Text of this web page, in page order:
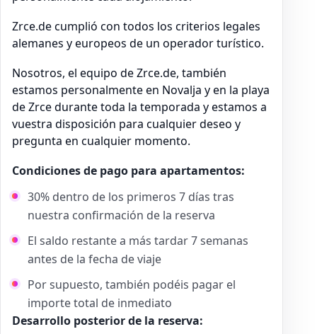
Zrce.de cumplió con todos los criterios legales
alemanes y europeos de un operador turístico.
Nosotros, el equipo de Zrce.de, también
estamos personalmente en Novalja y en la playa
de Zrce durante toda la temporada y estamos a
vuestra disposición para cualquier deseo y
pregunta en cualquier momento.
Condiciones de pago para apartamentos:
30% dentro de los primeros 7 días tras
nuestra confirmación de la reserva
El saldo restante a más tardar 7 semanas
antes de la fecha de viaje
Por supuesto, también podéis pagar el
importe total de inmediato
Desarrollo posterior de la reserva: